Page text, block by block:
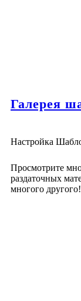
Галерея
Настройка
Просмотрите
раздаточных
многого другого!